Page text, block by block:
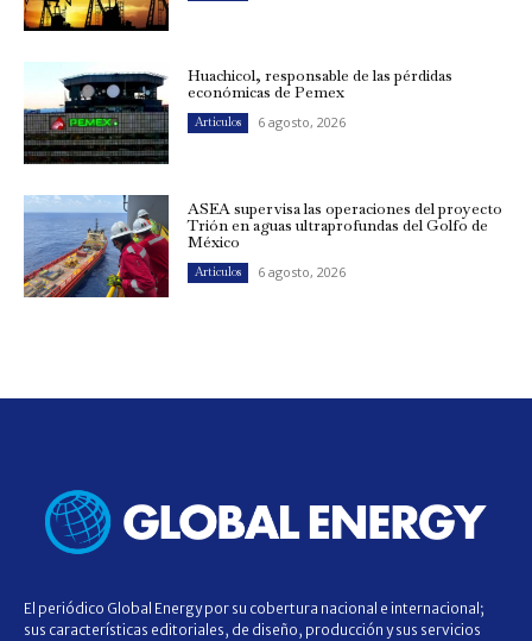
Huachicol, responsable de las pérdidas
económicas de Pemex
Artículos 6 agosto, 2026
ASEA supervisa las operaciones del proyecto
Trión en aguas ultraprofundas del Golfo de
México
Artículos 6 agosto, 2026
El periódico Global Energy por su cobertura nacional e internacional;
sus características editoriales, de diseño, producción y sus servicios